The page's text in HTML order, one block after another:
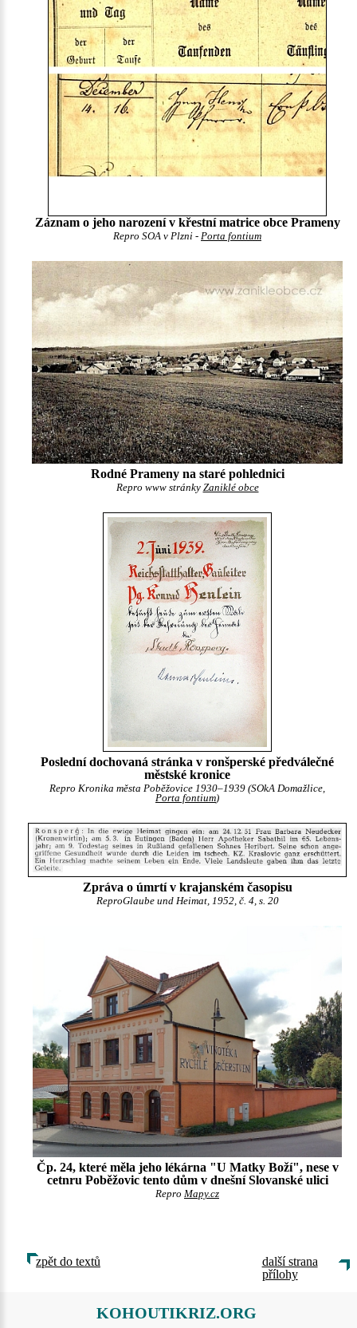
Záznam o jeho narození v křestní matrice obce Prameny
Repro SOA v Plzni - Porta fontium
Rodné Prameny na staré pohlednici
Repro www stránky Zaniklé obce
Poslední dochovaná stránka v ronšperské předválečné
městské kronice
Repro Kronika města Poběžovice 1930–1939 (SOkA Domažlice,
Porta fontium)
Zpráva o úmrtí v krajanském časopisu
ReproGlaube und Heimat, 1952, č. 4, s. 20
Čp. 24, které měla jeho lékárna "U Matky Boží", nese v
cetnru Poběžovic tento dům v dnešní Slovanské ulici
Repro Mapy.cz
zpět do textů
další strana
přílohy
KOHOUTIKRIZ.ORG